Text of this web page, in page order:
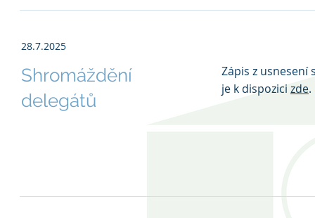
28.7.2025
Shromáždění
delegátů
Zápis z usnesení
je k dispozici zde.